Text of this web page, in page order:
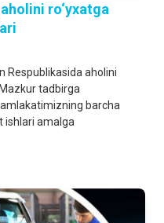
ro‘yxatga
Respublikasida aholini
tadbirga
barcha
ishlari amalga